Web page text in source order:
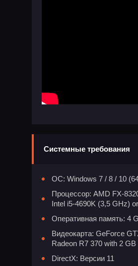
Системные требования
ОС: Windows 7 / 8 / 10
Процессор: AMD FX-
Intel i5-4690K (3,5 GHz)
Оперативная память: 4
Видеокарта: GeForce
Radeon R7 370 with 2
DirectX: Версии 11